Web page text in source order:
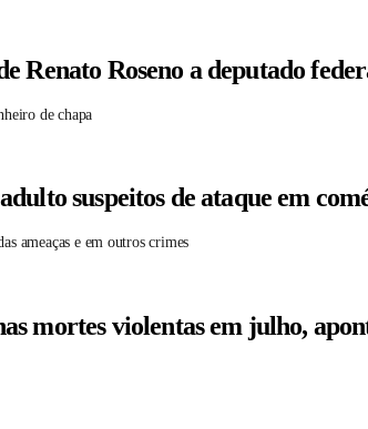
Renato Roseno a deputado
de chapa
suspeitos de ataque em
ameaças e em outros crimes
mortes violentas em julho,